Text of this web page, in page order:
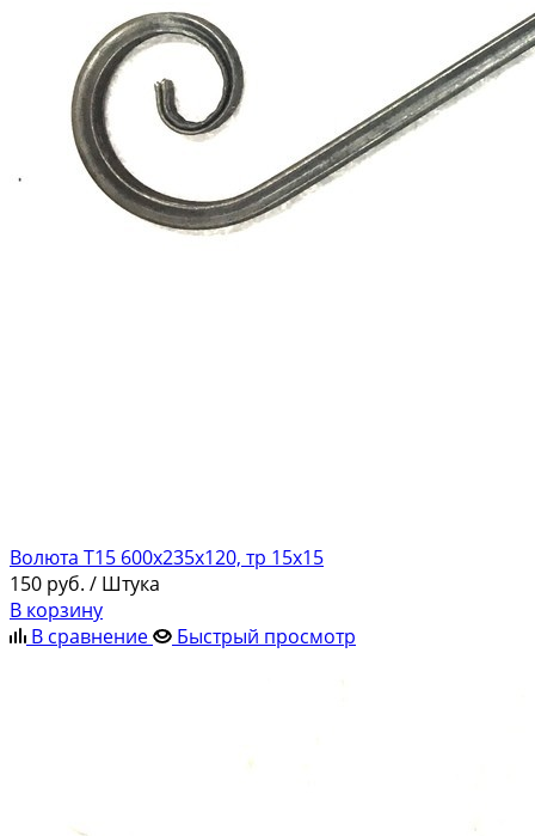
Волюта Т15 600х235х120, тр 15х15
150 руб. / Штука
В корзину
В сравнение
Быстрый просмотр